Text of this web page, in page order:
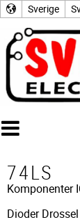
Sverige
74LS
Komponenter
Dioder